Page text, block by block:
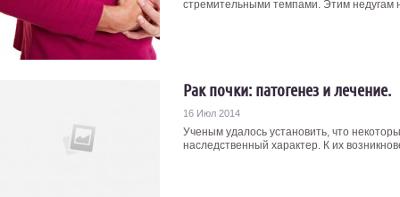
стремительными темпами. Этим недугам
Рак почки: патогенез и лечение.
16 Июл 2014
Ученым удалось установить, что
наследственный характер. К их